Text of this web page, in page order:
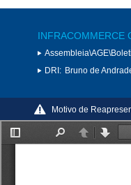
INFRACOMMERCE
DRI: Bruno de
Motivo de